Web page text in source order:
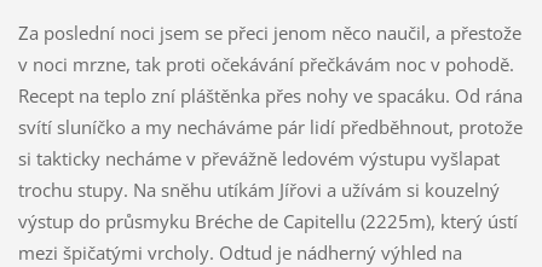
Za poslední noci jsem se přeci jenom něco naučil, a přestože
v noci mrzne, tak proti očekávání přečkávám noc v pohodě.
Recept na teplo zní pláštěnka přes nohy ve spacáku. Od rána
svítí sluníčko a my necháváme pár lidí předběhnout, protože
si takticky necháme v převážně ledovém výstupu vyšlapat
trochu stupy. Na sněhu utíkám Jířovi a užívám si kouzelný
výstup do průsmyku Bréche de Capitellu (2225m), který ústí
mezi špičatými vrcholy. Odtud je nádherný výhled na